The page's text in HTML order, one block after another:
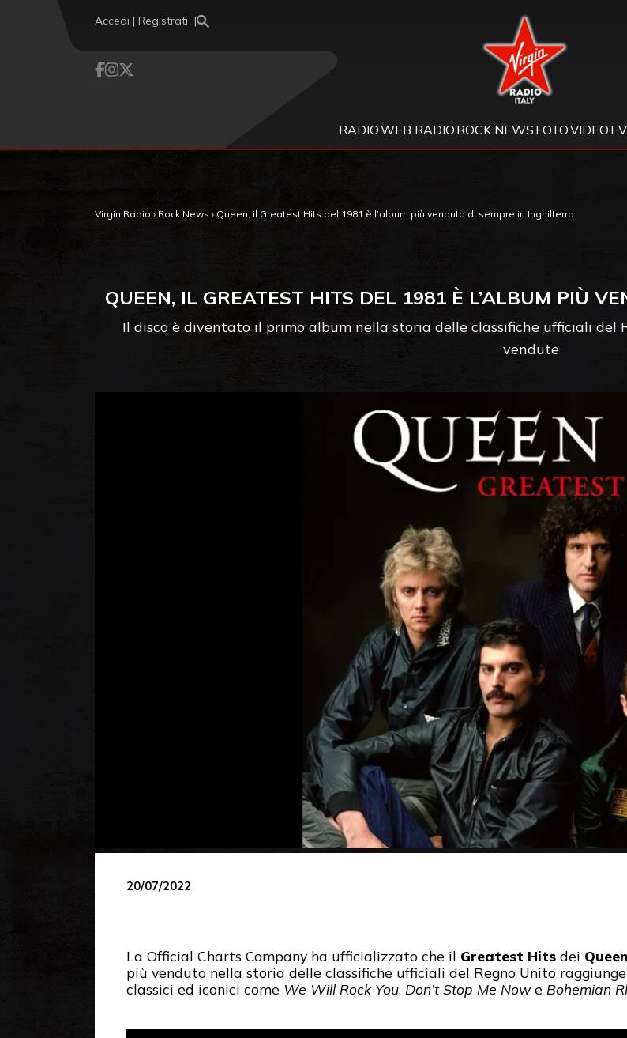
Accedi | Registrati Virgin Radio
RADIOWEB RADIO ROCK NEWS FOTOVIDEO
Virgin Radio › Rock News › Queen, il Greatest Hits del 1981 è l’album più venduto di sempre in Inghilterra
QUEEN, IL GREATEST HITS DEL 1981 È L’ALBUM PIÙ
Il disco è diventato il primo album nella storia delle classifiche ufficiali
vendute
20/07/2022
La Official Charts Company ha ufficializzato che il Greatest Hits dei Queen
più venduto nella storia delle classifiche ufficiali del Regno Unito
classici ed iconici come We Will Rock You, Don’t Stop Me Nowe Bohemian